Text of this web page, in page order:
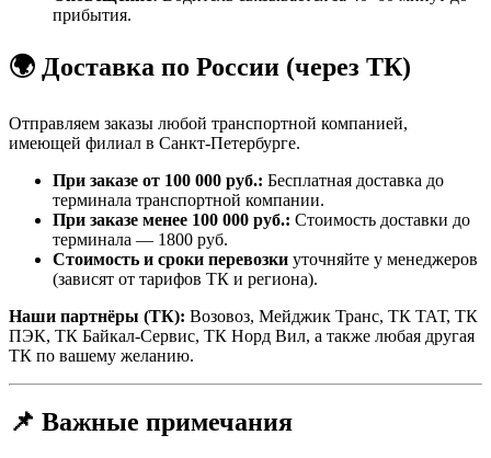
прибытия.
🌍 Доставка по России (через ТК)
Отправляем заказы любой транспортной компанией,
имеющей филиал в Санкт-Петербурге.
При заказе от 100 000 руб.: Бесплатная доставка до
терминала транспортной компании.
При заказе менее 100 000 руб.: Стоимость доставки до
терминала — 1800 руб.
Стоимость и сроки перевозки уточняйте у менеджеров
(зависят от тарифов ТК и региона).
Наши партнёры (ТК): Возовоз, Мейджик Транс, ТК ТАТ, ТК
ПЭК, ТК Байкал-Сервис, ТК Норд Вил, а также любая другая
ТК по вашему желанию.
📌 Важные примечания